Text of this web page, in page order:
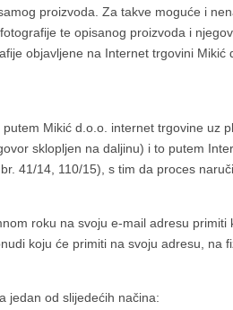
proizvoda. Za takve moguće i
te opisanog proizvoda i
objavljene na Internet trgovini
Mikić d.o.o. internet trgovine uz
sklopljen na daljinu) i to putem
41/14, 110/15), s tim da proces
roku na svoju e-mail adresu
koju će primiti na svoju adresu, na
jedan od slijedećih načina: